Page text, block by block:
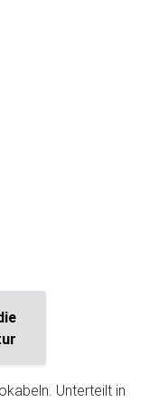
Unterteilt in